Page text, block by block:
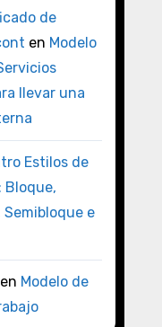
de
en Modelo
llevar una
Estilos de
Bloque,
e
Modelo de